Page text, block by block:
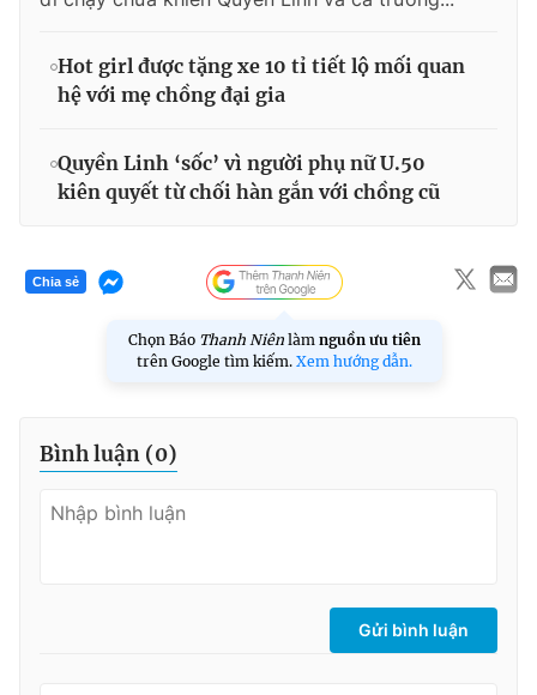
Hot girl được tặng xe 10 tỉ tiết lộ mối quan
hệ với mẹ chồng đại gia
Quyền Linh ‘sốc’ vì người phụ nữ U.50
kiên quyết từ chối hàn gắn với chồng cũ
Chia sẻ
Chọn Báo Thanh Niên làm nguồn ưu tiên
trên Google tìm kiếm. Xem hướng dẫn.
Bình luận (0)
Gửi bình luận